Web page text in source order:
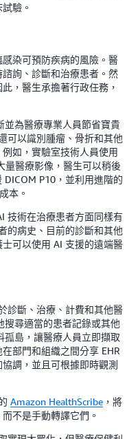
驗。
染可預防疾病的風險。醫
詢、診斷和治療患者。然
，醫生承擔著行政任務，
並為醫療專業人員節省寶貴
可以識別腫瘤、骨折和其他
如，實驗室技術人員使用
量醫療影像，醫生可以稍後
P10，並利用進階的
本。
技術在治療患者方面同樣有
的病史、目前的診斷和其他
可以使用 AI 支援的遠端醫
診斷、治療、計費和其他醫
尋適當的患者記錄或其他
孤島，讓醫療人員立即擷取
部門和組織之間分享 EHR
調，並且可根據即時觀測
Amazon HealthScribe ，將
不是手動轉譯它們。